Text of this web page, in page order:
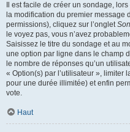
Il est facile de créer un sondage,
la modification du premier message
permissions), cliquez sur l’onglet
le voyez pas, vous n’avez
Saisissez le titre du sondage et au
une option par ligne dans le champ
le nombre de réponses qu’un
« Option(s) par l’utilisateur », limiter
pour une durée illimitée) et enfin
vote.
Haut